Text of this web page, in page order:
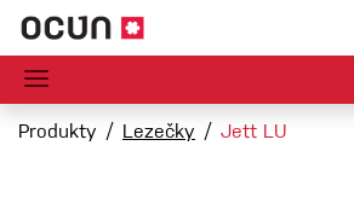
Produkty Lezečky Jett LU